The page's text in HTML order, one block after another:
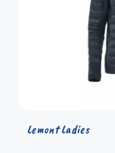
Lemont Ladies